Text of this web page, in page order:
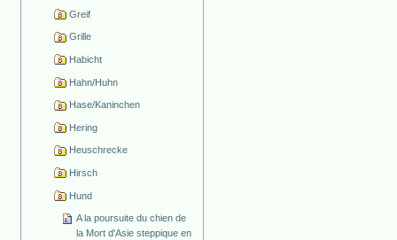
Greif
Grille
Habicht
Hahn/Huhn
Hase/Kaninchen
Hering
Heuschrecke
Hirsch
Hund
A la poursuite du chien de
la Mort d'Asie steppique en